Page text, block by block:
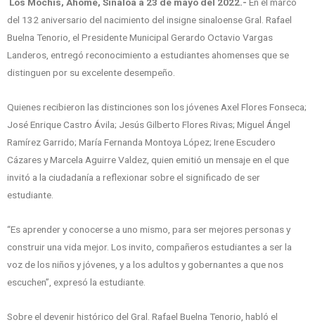
del 132 aniversario del nacimiento del insigne sinaloense Gral. Rafael
Buelna Tenorio, el Presidente Municipal Gerardo Octavio Vargas
Landeros, entregó reconocimiento a estudiantes ahomenses que se
distinguen por su excelente desempeño.
Quienes recibieron las distinciones son los jóvenes Axel Flores Fonseca;
José Enrique Castro Ávila; Jesús Gilberto Flores Rivas; Miguel Ángel
Ramírez Garrido; María Fernanda Montoya López; Irene Escudero
Cázares y Marcela Aguirre Valdez, quien emitió un mensaje en el que
invitó a la ciudadanía a reflexionar sobre el significado de ser
estudiante.
“Es aprender y conocerse a uno mismo, para ser mejores personas y
construir una vida mejor. Los invito, compañeros estudiantes a ser la
voz de los niños y jóvenes, y a los adultos y gobernantes a que nos
escuchen”, expresó la estudiante.
Sobre el devenir histórico del Gral. Rafael Buelna Tenorio, habló el